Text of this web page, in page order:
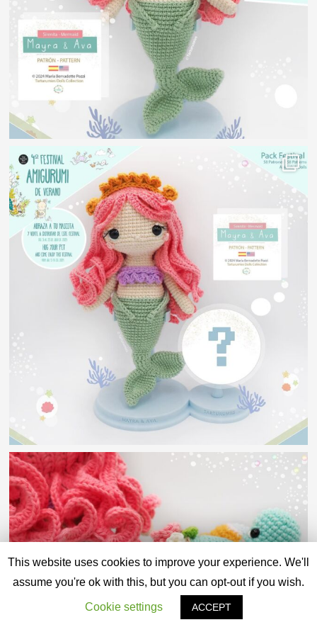
This website uses cookies to improve your experience. We'll
assume you're ok with this, but you can opt-out if you wish.
Cookie settings ACCEPT